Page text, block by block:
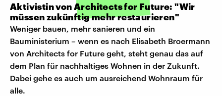
Aktivistin von Architects for Future: "Wir
müssen zukünftig mehr restaurieren"
Weniger bauen, mehr sanieren und ein
Bauministerium – wenn es nach Elisabeth Broermann
von Architects for Future geht, steht genau das auf
dem Plan für nachhaltiges Wohnen in der Zukunft.
Dabei gehe es auch um ausreichend Wohnraum für
alle.